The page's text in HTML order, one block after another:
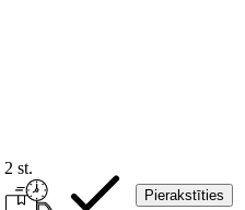
2 st.
Pierakstīties